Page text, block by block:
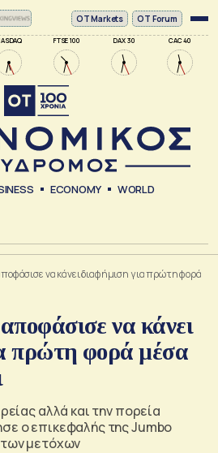
FTSE 100 DAX 30 CAC 40
ΟΤ Markets OT Forum
ECONOMY WORLD
να κάνει διαφήμιση για πρώτη φορά
να κάνει
πρώτη φορά μέσα
αλλά και την πορεία
ο επικεφαλής της Jumbo
των μετόχων